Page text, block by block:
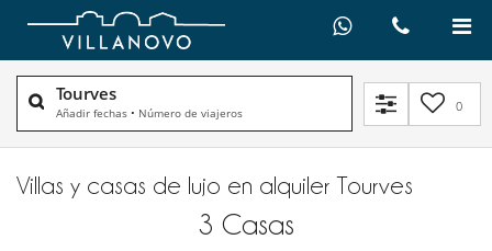
Tourves
Añadir fechas • Número de viajeros 0
Villas y casas de lujo en alquiler​ Tourves
3 Casas